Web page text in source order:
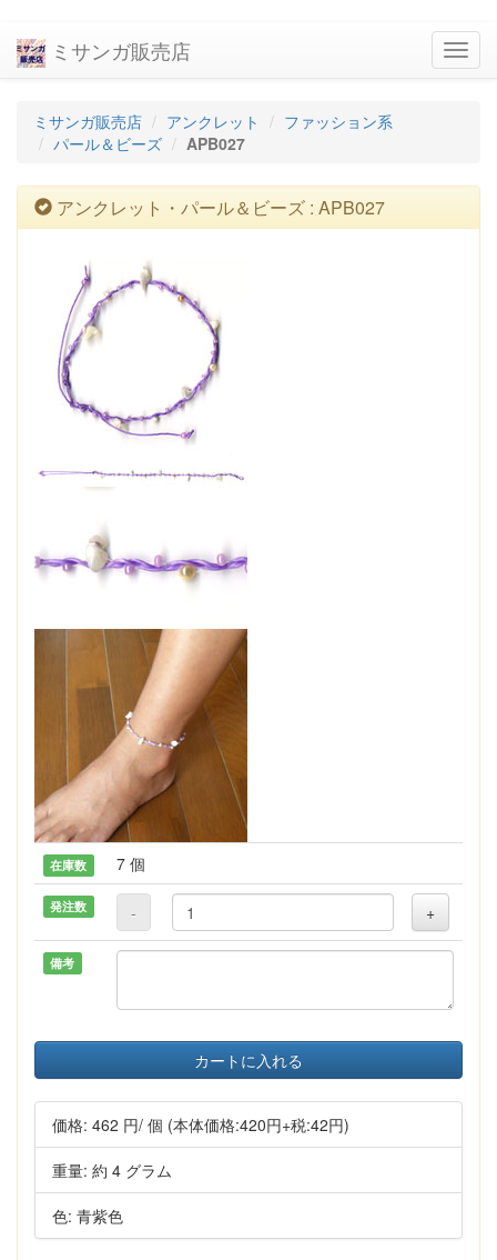
ミサンガ販売店
ミサンガ販売店 アンクレット
ファッション系
パール＆ビーズ
APB027
アンクレット・パール＆ビーズ : APB027
在庫数 7 個
発注数 - +
備考
カートに入れる
価格: 462 円/ 個 (本体価格:420円+税:42円)
重量: 約 4 グラム
色: 青紫色